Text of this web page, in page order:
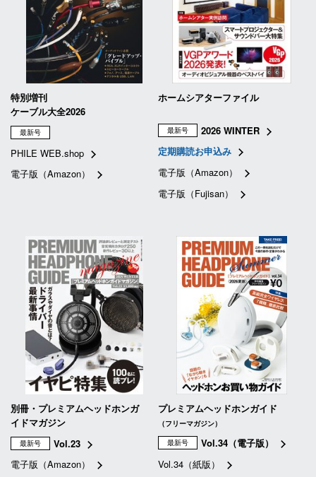
特別増刊
ケーブル大全2026
最新号
PHILE WEB.shop
電子版（Amazon）
ホームシアターファイル
最新号
2026 WINTER
定期購読お申込み
電子版（Amazon）
電子版（Fujisan）
別冊・プレミアムヘッドホンガ
イドマガジン
最新号
Vol.23
電子版（Amazon）
プレミアムヘッドホンガイド
（フリーマガジン）
最新号
Vol.34（電子版）
Vol.34（紙版）